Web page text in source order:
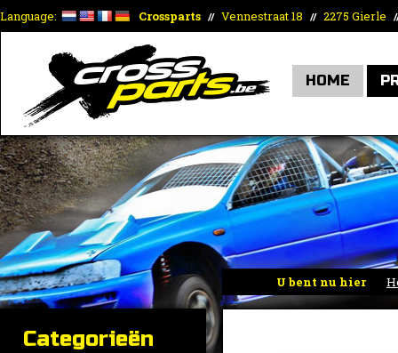
Language: Crossparts // Vennestraat 18 // 2275 Gierle
HOME
U bent nu hier
Categorieën